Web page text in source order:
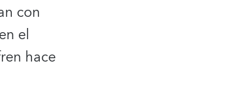
con
el
hace